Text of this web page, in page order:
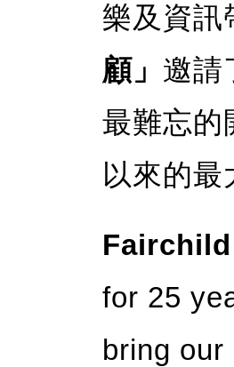
樂及資訊
顧」 邀請
最難忘的
以來的最
for 25
bring